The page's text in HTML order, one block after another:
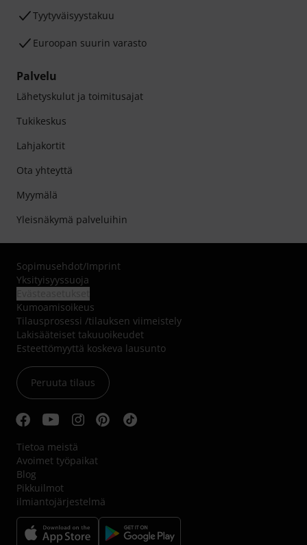
Tyytyväisyystakuu
Euroopan suurin varasto
Palvelu
Lähetyskulut ja toimitusajat
Tukikeskus
Lahjakortit
Ota yhteyttä
Myymälä
Yleisnäkymä palveluihin
Sopimusehdot/Imprint
Yksityisyyssuoja
Kumoamisoikeus
Tilausprosessi /tilauksen viimeistely
Lakisääteiset takuuoikeudet
Esteettömyyttä koskeva lausunto
Peruuta tilaus
Tietoa meistä
Avoimet työpaikat
Blog
Pikkuilmot
ilmiantojärjestelmä